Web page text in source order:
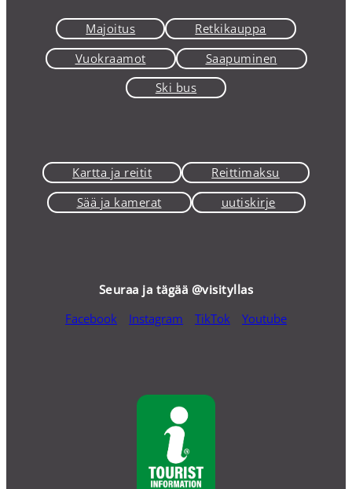
Majoitus
Retkikauppa
Vuokraamot
Saapuminen
Ski bus
Kartta ja reitit
Reittimaksu
Sää ja kamerat
uutiskirje
Seuraa ja tägää @visityllas
Facebook
Instagram TikTok Youtube